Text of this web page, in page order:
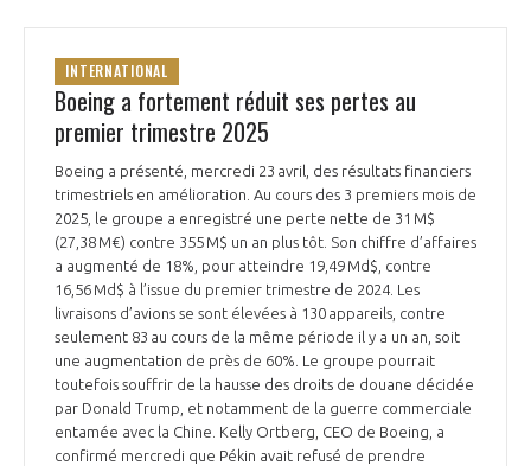
INTERNATIONAL
Boeing a fortement réduit ses pertes au
premier trimestre 2025
Boeing a présenté, mercredi 23 avril, des résultats financiers
trimestriels en amélioration. Au cours des 3 premiers mois de
2025, le groupe a enregistré une perte nette de 31 M$
(27,38 M€) contre 355 M$ un an plus tôt. Son chiffre d’affaires
a augmenté de 18%, pour atteindre 19,49 Md$, contre
16,56 Md$ à l’issue du premier trimestre de 2024. Les
livraisons d’avions se sont élevées à 130 appareils, contre
seulement 83 au cours de la même période il y a un an, soit
une augmentation de près de 60%. Le groupe pourrait
toutefois souffrir de la hausse des droits de douane décidée
par Donald Trump, et notamment de la guerre commerciale
entamée avec la Chine. Kelly Ortberg, CEO de Boeing, a
confirmé mercredi que Pékin avait refusé de prendre